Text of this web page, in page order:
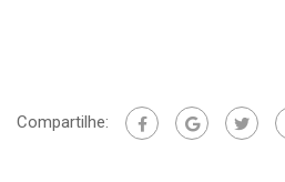
Compartilhe: